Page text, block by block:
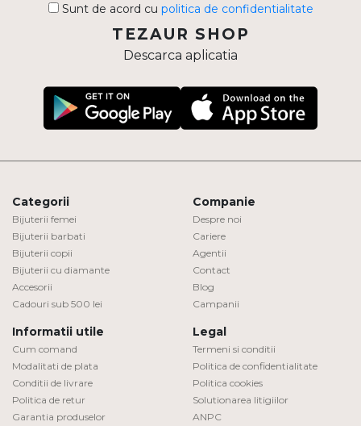
Sunt de acord cu politica de confidentialitate
TEZAUR SHOP
Descarca aplicatia
Categorii
Bijuterii femei
Bijuterii barbati
Bijuterii copii
Bijuterii cu diamante
Accesorii
Cadouri sub 500 lei
Companie
Despre noi
Cariere
Agentii
Contact
Blog
Campanii
Informatii utile
Cum comand
Modalitati de plata
Conditii de livrare
Politica de retur
Garantia produselor
Legal
Termeni si conditii
Politica de confidentialitate
Politica cookies
Solutionarea litigiilor
ANPC